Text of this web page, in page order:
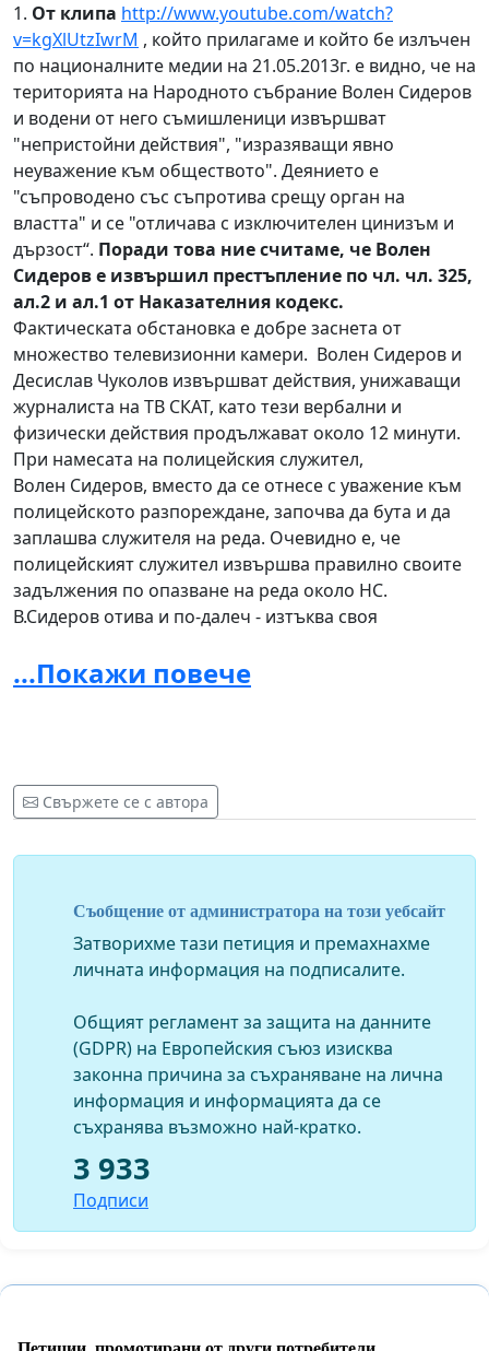
1. От клипа http://www.youtube.com/watch?
v=kgXlUtzIwrM , който прилагаме и който бе излъчен
по националните медии на 21.05.2013г. е видно, че на
територията на Народното събрание Волен Сидеров
и водени от него съмишленици извършват
"непристойни действия", "изразяващи явно
неуважение към обществото". Деянието е
"съпроводено със съпротива срещу орган на
властта" и се "отличава с изключителен цинизъм и
дързост“. Поради това ние считаме, че Волен
Сидеров е извършил престъпление по чл. чл. 325,
ал.2 и ал.1 от Наказателния кодекс.
Фактическата обстановка е добре заснета от
множество телевизионни камери. Волен Сидеров и
Десислав Чуколов извършват действия, унижаващи
журналиста на ТВ СКАТ, като тези вербални и
физически действия продължават около 12 минути.
При намесата на полицейския служител,
Волен Сидеров, вместо да се отнесе с уважение към
полицейското разпореждане, започва да бута и да
заплашва служителя на реда. Очевидно е, че
полицейският служител извършва правилно своите
задължения по опазване на реда около НС.
В.Сидеров отива и по-далеч - изтъква своя
обади на неговия началник, което е неправомерно и
грубо погазване на законността.
граждани и журналисти от Канал 3 -
http://offnews.bg/index.php/207447/volen-izchaka-
конкретните случаи представляват и изключително
тежка проява на "хулиганство" (чл. 325 от НК, ал.1 и
обуславя от това, че деецът е "длъжностно лице" (по
смъсъла на НК) от най-висок ранг, а лицата срещу
които е насочено деянието са "полицейски орган" и
"представител на обществеността" (също по
смисъла на НК). Описаните деяния афектират цялото
Твърдим, че тези престъпни деяния са насочени
срещу свободата на словото, неприкосновеността на
личността и достойнството на българските
...Покажи повече
Свържете се с автора
Съобщение от администратора на този уебсайт
Затворихме тази петиция и премахнахме
личната информация на подписалите.
Общият регламент за защита на данните
(GDPR) на Европейския съюз изисква
законна причина за съхраняване на лична
информация и информацията да се
съхранява възможно най-кратко.
3 933
Подписи